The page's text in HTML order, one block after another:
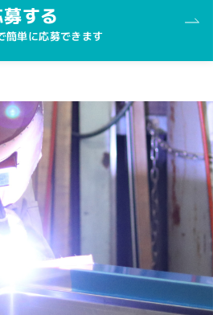
する
簡単に応募できます